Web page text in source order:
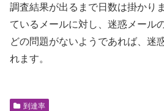
調査結果が出るまで日数は掛かり
ているメールに対し、迷惑メール
どの問題がないようであれば、迷
れます。
到達率